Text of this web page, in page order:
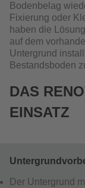
Bodenbelag
Fixierung oder
haben die
auf dem
Untergrund
Bestandsboden
DAS
EINSATZ
Der Untergrund